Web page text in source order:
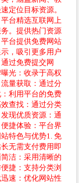
定位目标资源。
台精选互联网上
。提供热门资源
台提供免费网站
，吸引更多用户
过免费提交网
光：收录于高权
量获取：通过分
利用平台的免费
查找：通过分类
现优质资源：通
捷体验：平台界
特色与优势1. 免
无需支付费用即
洁：采用清晰的
捷：支持分类浏
速：优化网站性